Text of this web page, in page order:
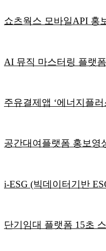
쇼츠웍스 모바일API 홍
AI 뮤직 마스터링 플랫
주유결제앱 ‘에너지플
공간대여플랫폼 홍보영
i-ESG (빅데이터기반
단기임대 플랫폼 15초